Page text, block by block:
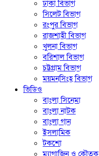
ঢাকা বিভাগ
সিলেট বিভাগ
রংপুর বিভাগ
রাজশাহী বিভাগ
খুলনা বিভাগ
বরিশাল বিভাগ
চট্টগ্রাম বিভাগ
ময়মনসিংহ বিভাগ
ভিডিও
বাংলা সিনেমা
বাংলা নাটক
বাংলা গান
ইসলামিক
টকশো